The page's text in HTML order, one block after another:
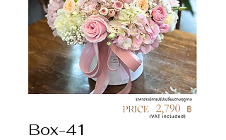
Box-41